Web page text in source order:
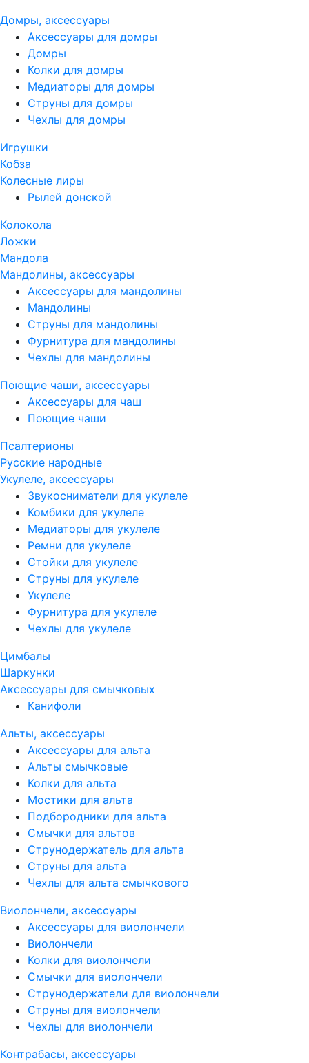
Домры, аксессуары
Аксессуары для домры
Домры
Колки для домры
Медиаторы для домры
Струны для домры
Чехлы для домры
Игрушки
Кобза
Колесные лиры
Рылей донской
Колокола
Ложки
Мандола
Мандолины, аксессуары
Аксессуары для мандолины
Мандолины
Струны для мандолины
Фурнитура для мандолины
Чехлы для мандолины
Поющие чаши, аксессуары
Аксессуары для чаш
Поющие чаши
Псалтерионы
Русские народные
Укулеле, аксессуары
Звукосниматели для укулеле
Комбики для укулеле
Медиаторы для укулеле
Ремни для укулеле
Стойки для укулеле
Струны для укулеле
Укулеле
Фурнитура для укулеле
Чехлы для укулеле
Цимбалы
Шаркунки
Аксессуары для смычковых
Канифоли
Альты, аксессуары
Аксессуары для альта
Альты смычковые
Колки для альта
Мостики для альта
Подбородники для альта
Смычки для альтов
Струнодержатель для альта
Струны для альта
Чехлы для альта смычкового
Виолончели, аксессуары
Аксессуары для виолончели
Виолончели
Колки для виолончели
Смычки для виолончели
Струнодержатели для виолончели
Струны для виолончели
Чехлы для виолончели
Контрабасы, аксессуары